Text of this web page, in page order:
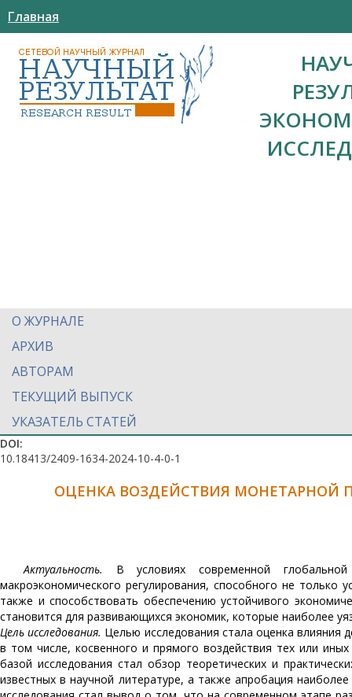
Главная
О ЖУРНАЛЕ
АРХИВ
АВТОРАМ
ТЕКУЩИЙ ВЫПУСК
УКАЗАТЕЛЬ СТАТЕЙ
DOI:
10.18413/2409-1634-2024-10-4-0-1
ОЦЕНКА ВОЗДЕЙСТВИЯ МОНЕТАРНОЙ
Актуальность.
В условиях современной
макроэкономического регулирования, способного не
также и способствовать обеспечению устойчивого
становится для развивающихся экономик, которые наиболее
Цель исследования. Целью исследования стала оценка влияния
в том числе, косвенного и прямого воздействия тех или
базой исследования стал обзор теоретических и
известных в научной литературе, а также апробация